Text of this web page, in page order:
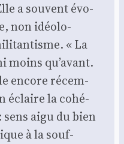
a sou­vent évo­
non idéo­lo­
« La
moins qu’avant.
encore récem­
éclaire la cohé­
sens aigu du bien
à la souf­